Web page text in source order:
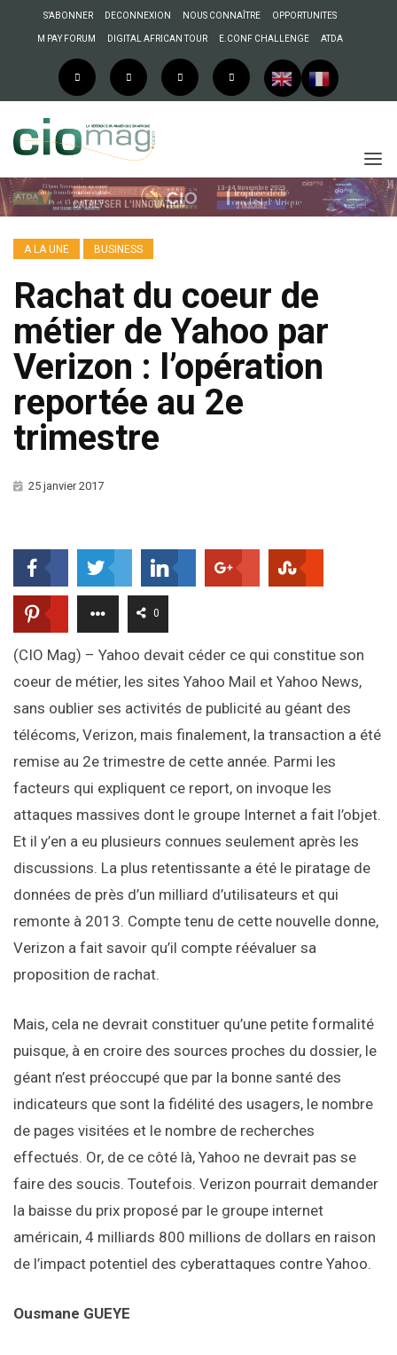
S’ABONNER DECONNEXION NOUS CONNAÎTRE OPPORTUNITES
M PAY FORUM DIGITAL AFRICAN TOUR E.CONF CHALLENGE ATDA
A LA UNE BUSINESS
Rachat du coeur de
métier de Yahoo par
Verizon : l’opération
reportée au 2e
trimestre
25 janvier 2017
0
(CIO Mag) – Yahoo devait céder ce qui constitue son
coeur de métier, les sites Yahoo Mail et Yahoo News,
sans oublier ses activités de publicité au géant des
télécoms, Verizon, mais finalement, la transaction a été
remise au 2e trimestre de cette année. Parmi les
facteurs qui expliquent ce report, on invoque les
attaques massives dont le groupe Internet a fait l’objet.
Et il y’en a eu plusieurs connues seulement après les
discussions. La plus retentissante a été le piratage de
données de près d’un milliard d’utilisateurs et qui
remonte à 2013. Compte tenu de cette nouvelle donne,
Verizon a fait savoir qu’il compte réévaluer sa
proposition de rachat.
Mais, cela ne devrait constituer qu’une petite formalité
puisque, à en croire des sources proches du dossier, le
géant n’est préoccupé que par la bonne santé des
indicateurs que sont la fidélité des usagers, le nombre
de pages visitées et le nombre de recherches
effectués. Or, de ce côté là, Yahoo ne devrait pas se
faire des soucis. Toutefois. Verizon pourrait demander
la baisse du prix proposé par le groupe internet
américain, 4 milliards 800 millions de dollars en raison
de l’impact potentiel des cyberattaques contre Yahoo.
Ousmane GUEYE